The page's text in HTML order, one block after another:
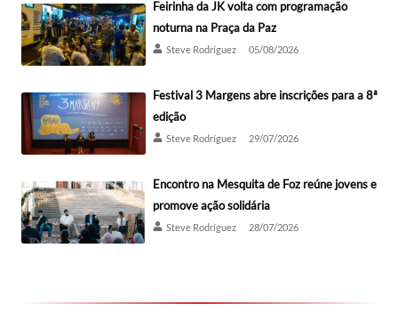
Feirinha da JK volta com programação
noturna na Praça da Paz
Steve Rodríguez 05/08/2026
Festival 3 Margens abre inscrições para a 8ª
edição
Steve Rodríguez 29/07/2026
Encontro na Mesquita de Foz reúne jovens e
promove ação solidária
Steve Rodríguez 28/07/2026